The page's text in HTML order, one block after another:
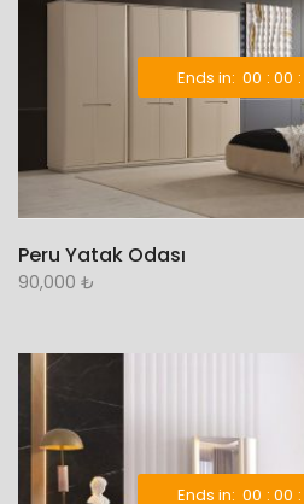
Ends in: 00 00
Peru Yatak Odası
90,000 ₺
Ends in: 00 00